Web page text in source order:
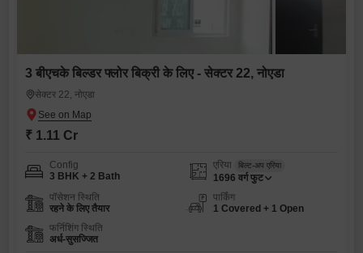
3 बीएचके बिल्डर फ्लोर बिक्री के लिए - सेक्टर 22, नोएडा
सेक्टर 22, नोएडा
₹ 1.11 Cr
Config
3 BHK + 2 Bath
एरिया बिल्ट-अप एरिया
1696 वर्ग फुट
पॉसेशन स्थिति
रहने के लिए तैयार
पार्किंग
1 Covered + 1 Open
फर्निशिंग स्थिति
अर्ध-सुसज्जित